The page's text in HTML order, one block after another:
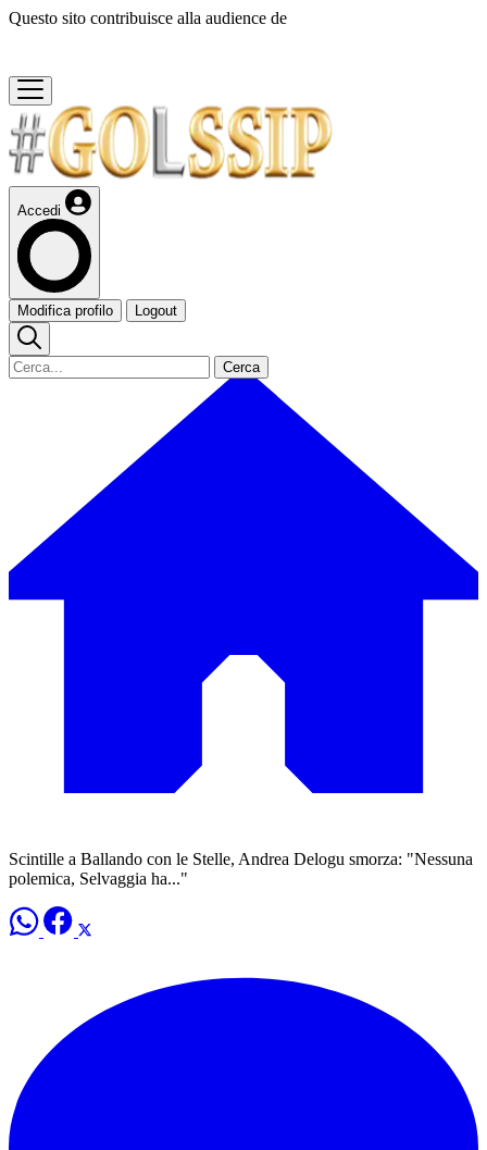
Questo sito contribuisce alla audience de
Accedi
Modifica profilo Logout
Cerca
Scintille a Ballando con le Stelle, Andrea Delogu smorza: "Nessuna
polemica, Selvaggia ha..."